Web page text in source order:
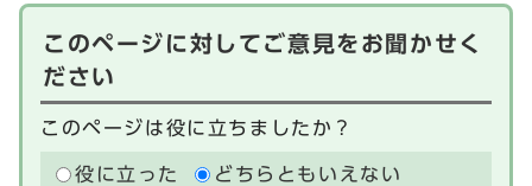
このページに対してご意見をお聞かせく
ださい
このページは役に立ちましたか？
役に立った
どちらともいえない